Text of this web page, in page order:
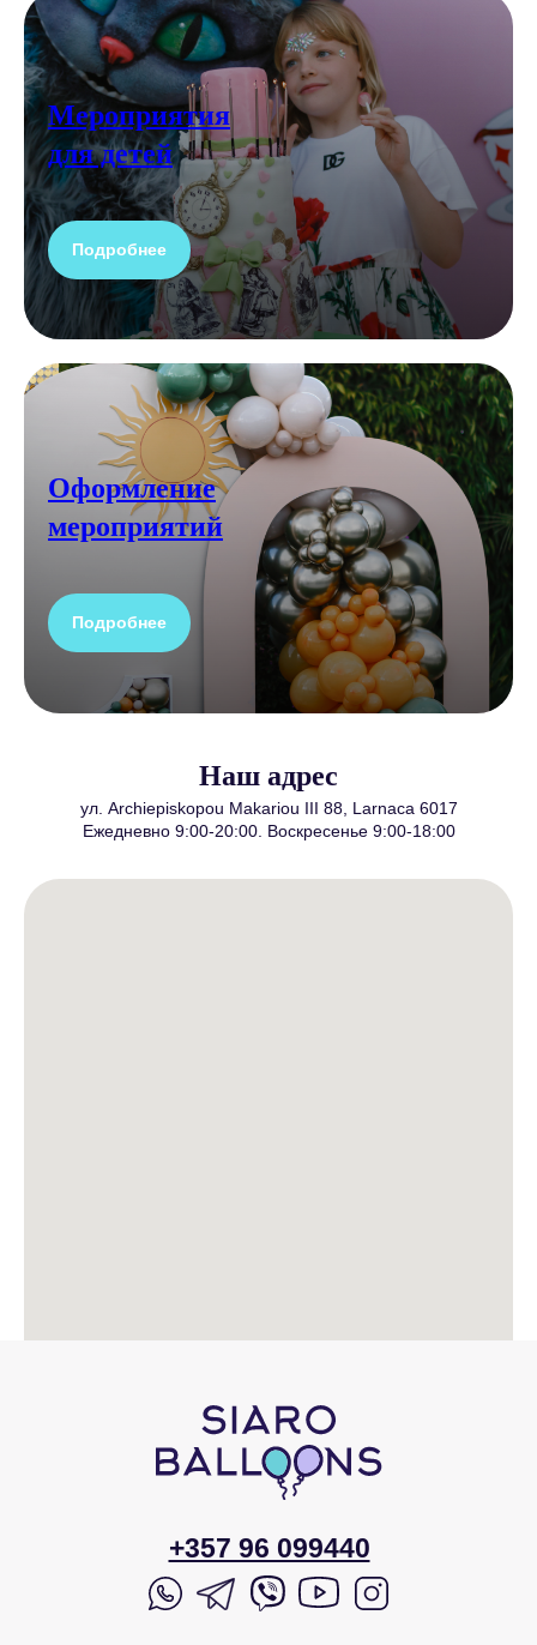
Мероприятия
для детей
Подробнее
Оформление
мероприятий
Подробнее
Наш адрес
ул. Archiepiskopou Makariou III 88, Larnaca 6017
Ежедневно 9:00-20:00. Воскресенье 9:00-18:00
+357 96 099440